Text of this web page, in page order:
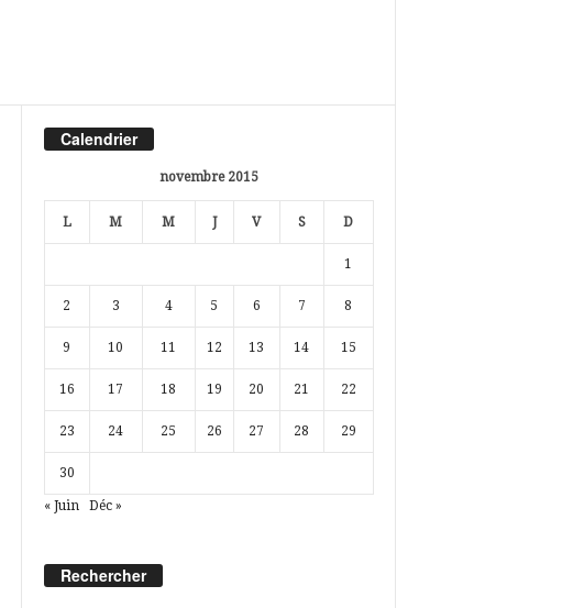
Calendrier
novembre 2015
L M M J V S D
1
2 3 4 5 6 7 8
9 10 11 12 13 14 15
16 17 18 19 20 21 22
23 24 25 26 27 28 29
30
« Juin Déc »
Rechercher